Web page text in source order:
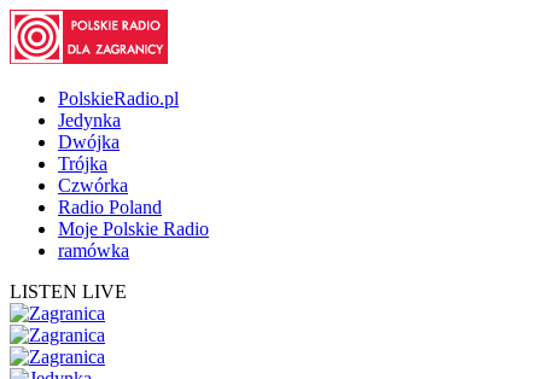
PolskieRadio.pl
Jedynka
Dwójka
Trójka
Czwórka
Radio Poland
Moje Polskie Radio
ramówka
LISTEN LIVE